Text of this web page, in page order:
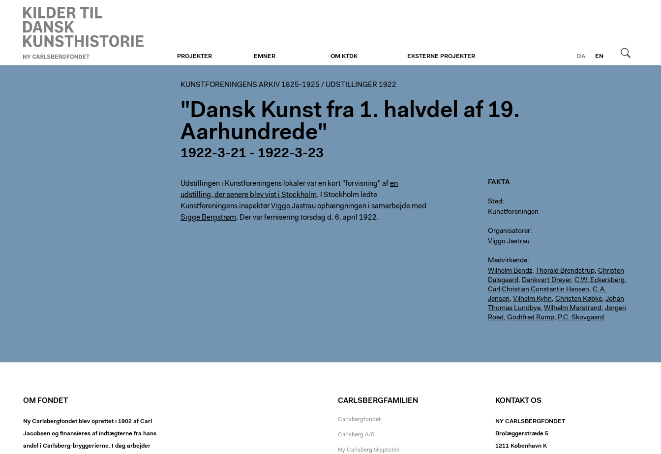
KUNSTFORENINGEN
DA
EN
PROJEKTER EMNER OM KTDK EKSTERNE PROJEKTER
KUNSTFORENINGENS ARKIV 1825-1925 / UDSTILLINGER 1922
"Dansk Kunst fra 1. halvdel af 19.
Aarhundrede"
1922-3-21 - 1922-3-23
Udstillingen i Kunstforeningens lokaler var en kort "forvisning" af en
udstilling, der senere blev vist i Stockholm. I Stockholm ledte
Kunstforeningens inspektør Viggo Jastrau ophængningen i samarbejde med
Sigge Bergstrøm. Der var fernisering torsdag d. 6. april 1922.
FAKTA
Sted
Kunstforeningen
Organisatorer
Viggo Jastrau
Medvirkende
Wilhelm Bendz, Thorald Brendstrup, Christen
Dalsgaard, Dankvart Dreyer, C.W. Eckersberg,
Carl Christian Constantin Hansen, C.A.
Jensen, Vilhelm Kyhn, Christen Købke, Johan
Thomas Lundbye, Wilhelm Marstrand, Jørgen
Roed, Godtfred Rump, P.C. Skovgaard
OM FONDET
Ny Carlsbergfondet blev oprettet i 1902 af Carl
Jacobsen og finansieres af indtægterne fra hans
andel i Carlsberg-bryggerierne. I dag arbejder
CARLSBERGFAMILIEN
Carlsbergfondet
Carlsberg A/S
Ny Carlsberg Glyptotek
KONTAKT OS
NY CARLSBERGFONDET
Brolæggerstræde 5
1211 København K